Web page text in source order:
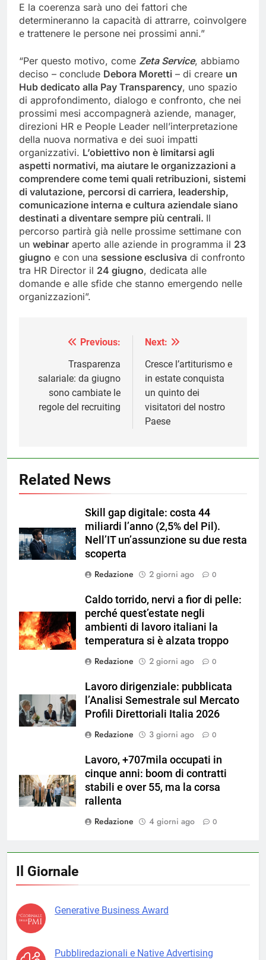
E la coerenza sarà uno dei fattori che
determineranno la capacità di attrarre, coinvolgere
e trattenere le persone nei prossimi anni.”
“Per questo motivo, come Zeta Service, abbiamo
deciso – conclude Debora Moretti – di creare un
Hub dedicato alla Pay Transparency, uno spazio
di approfondimento, dialogo e confronto, che nei
prossimi mesi accompagnerà aziende, manager,
direzioni HR e People Leader nell’interpretazione
della nuova normativa e dei suoi impatti
organizzativi. L’obiettivo non è limitarsi agli
aspetti normativi, ma aiutare le organizzazioni a
comprendere come temi quali retribuzioni, sistemi
di valutazione, percorsi di carriera, leadership,
comunicazione interna e cultura aziendale siano
destinati a diventare sempre più centrali. Il
percorso partirà già nelle prossime settimane con
un webinar aperto alle aziende in programma il 23
giugno e con una sessione esclusiva di confronto
tra HR Director il 24 giugno, dedicata alle
domande e alle sfide che stanno emergendo nelle
organizzazioni”.
Navigazione
articoli
Previous:
Trasparenza
salariale: da giugno
sono cambiate le
regole del recruiting
Next:
Cresce l’artiturismo e
in estate conquista
un quinto dei
visitatori del nostro
Paese
Related News
Skill gap digitale: costa 44
miliardi l’anno (2,5% del Pil).
Nell’IT un’assunzione su due resta
scoperta
Redazione
2 giorni ago 0
Caldo torrido, nervi a fior di pelle:
perché quest’estate negli
ambienti di lavoro italiani la
temperatura si è alzata troppo
Redazione
2 giorni ago 0
Lavoro dirigenziale: pubblicata
l’Analisi Semestrale sul Mercato
Profili Direttoriali Italia 2026
Redazione
3 giorni ago 0
Lavoro, +707mila occupati in
cinque anni: boom di contratti
stabili e over 55, ma la corsa
rallenta
Redazione
4 giorni ago 0
Il Giornale
Generative Business Award
Pubbliredazionali e Native Advertising